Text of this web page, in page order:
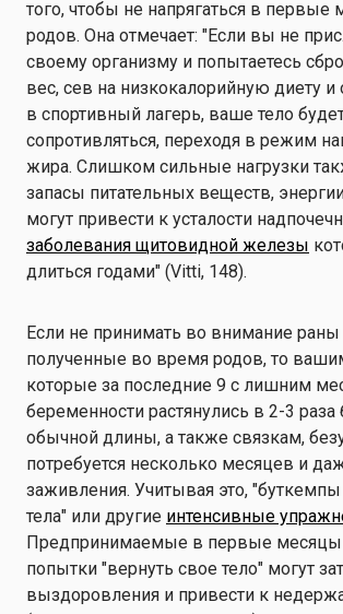
того, чтобы не напрягаться в первые
родов. Она отмечает: "Если вы не
своему организму и попытаетесь
вес, сев на низкокалорийную диету
в спортивный лагерь, ваше тело
сопротивляться, переходя в режим
жира. Слишком сильные нагрузки
запасы питательных веществ,
могут привести к усталости
заболевания щитовидной железы
длиться годами" (Vitti, 148).
Если не принимать во внимание
полученные во время родов, то
которые за последние 9 с лишним
беременности растянулись в 2-3
обычной длины, а также связкам,
потребуется несколько месяцев и
заживления. Учитывая это, "буткемпы
тела" или другие интенсивные
Предпринимаемые в первые месяцы
попытки "вернуть свое тело" могут
выздоровления и привести к